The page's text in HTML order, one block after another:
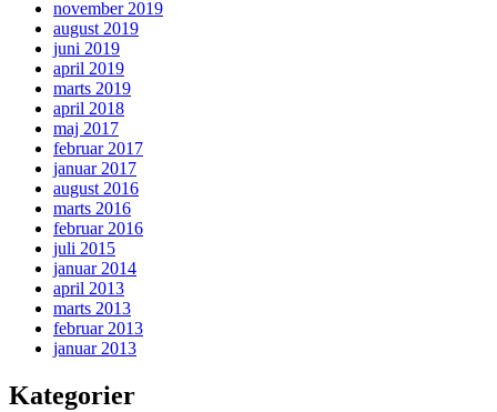
november 2019
august 2019
juni 2019
april 2019
marts 2019
april 2018
maj 2017
februar 2017
januar 2017
august 2016
marts 2016
februar 2016
juli 2015
januar 2014
april 2013
marts 2013
februar 2013
januar 2013
Kategorier